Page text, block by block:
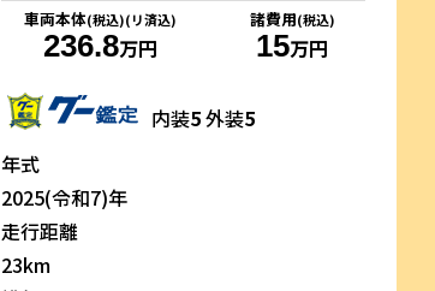
車両本体(税込)(リ済込)
236.8万円
諸費用(税込)
15万円
内装5外装5
年式
2025(令和7)年
走行距離
23km